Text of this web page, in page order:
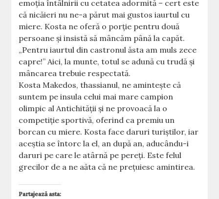
emoţia întâlnirii cu cetatea adormită – cert este
că nicăieri nu ne-a părut mai gustos iaurtul cu
miere. Kosta ne oferă o porţie pentru două
persoane şi insistă să mâncăm până la capăt.
„Pentru iaurtul din castronul ăsta am muls zece
capre!” Aici, la munte, totul se adună cu trudă şi
mâncarea trebuie respectată.
Kosta Makedos, thassianul, ne aminteşte că
suntem pe insula celui mai mare campion
olimpic al Antichităţii şi ne provoacă la o
competiţie sportivă, oferind ca premiu un
borcan cu miere. Kosta face daruri turiştilor, iar
aceştia se întorc la el, an după an, aducându-i
daruri pe care le atârnă pe pereţi. Este felul
grecilor de a ne aăta că ne preţuiesc amintirea.
Partajează asta: